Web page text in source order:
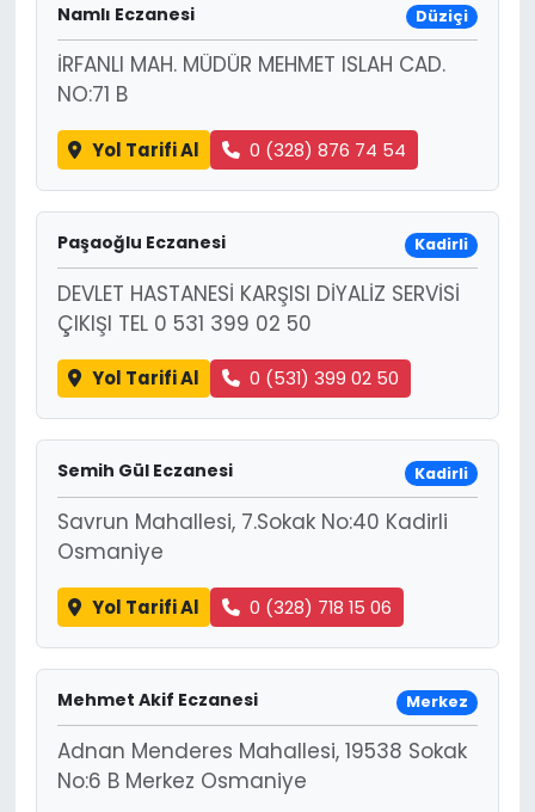
Namlı Eczanesi Düziçi
İRFANLI MAH. MÜDÜR MEHMET ISLAH CAD.
NO:71 B
Yol Tarifi Al 0 (328) 876 74 54
Paşaoğlu Eczanesi Kadirli
DEVLET HASTANESİ KARŞISI DİYALİZ SERVİSİ
ÇIKIŞI TEL 0 531 399 02 50
Yol Tarifi Al 0 (531) 399 02 50
Semih Gül Eczanesi Kadirli
Savrun Mahallesi, 7.Sokak No:40 Kadirli
Osmaniye
Yol Tarifi Al 0 (328) 718 15 06
Mehmet Akif Eczanesi Merkez
Adnan Menderes Mahallesi, 19538 Sokak
No:6 B Merkez Osmaniye